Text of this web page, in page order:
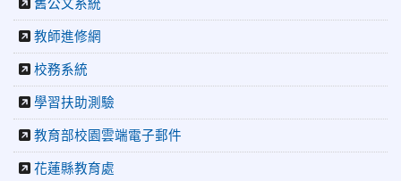
連 三大賽事勇奪20金12銀6銅 展現深厚培訓實力
2026-07-22 更生新聞網：中正國小跆拳道隊金光閃閃全國少
年盃勇奪3金4銀、市長盃橫掃13金
2026-07-08
生國際視野
「游藝飛揚」晚會登場】 師生家長齊聚一堂 共譜「時光樂
章．經典再現」
2026-06-16 更生新聞網：中正國小創校70週年「游藝飛揚」
舊公文系統
教師進修網
校務系統
學習扶助測驗
教育部校園雲端電子郵件
花蓮縣教育處